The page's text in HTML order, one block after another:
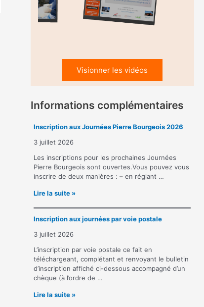
Visionner les vidéos
Informations complémentaires
Inscription aux Journées Pierre Bourgeois 2026
3 juillet 2026
Les inscriptions pour les prochaines Journées
Pierre Bourgeois sont ouvertes.Vous pouvez vous
inscrire de deux manières : – en réglant …
I
s
c
r
i
p
t
i
o
a
Lire la suite »
Inscription aux journées par voie postale
3 juillet 2026
L’inscription par voie postale ce fait en
téléchargeant, complétant et renvoyant le bulletin
d’inscription affiché ci-dessous accompagné d’un
chèque (à l’ordre de …
ILire la suite »